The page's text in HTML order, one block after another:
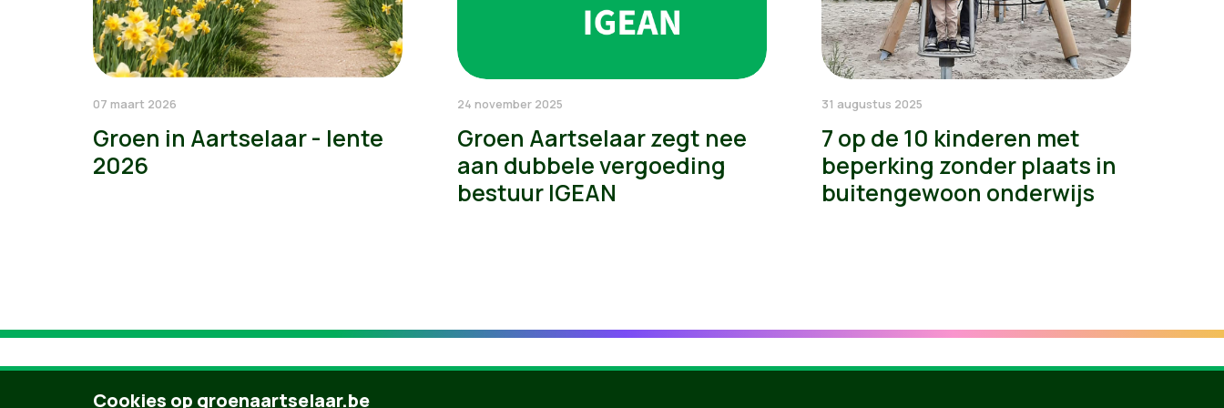
07 maart 2026
Groen in Aartselaar - lente
2026
24 november 2025
Groen Aartselaar zegt nee
aan dubbele vergoeding
bestuur IGEAN
31 augustus 2025
7 op de 10 kinderen met
beperking zonder plaats in
buitengewoon onderwijs
Cookies op groenaartselaar.be